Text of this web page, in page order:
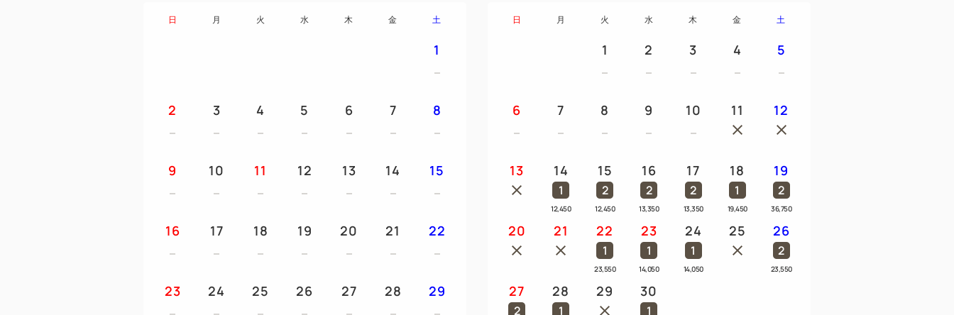
ンプーをお部屋にご用意致します！
ベビーバス/ベビーチェア/湯温計/おむつ用ごみ箱
パジャマ（120cm）/スリッパ/歯磨きセット/ベビーベッド（0歳児）
おねしょパット/哺乳瓶消毒器/ブルーレイプレーヤー
・ホテル最上階、海が一望できる展望大浴場は終夜営業！（18時～翌9
・混雑状況は客室テレビやスマートフォンで確認いただけます
・各フロアの2箇所にウォーターサーバーを設置しております。
日 月 火 水 木 金 土
1
2 3 4 5 6 7 8
9 10 11 12 13 14 15
16 17 18 19 20 21 22
23 24 25 26 27 28 29
日 月 火 水 木 金 土
1 2 3 4 5
6 7 8 9 10 11 12
13 14
1
12,450
15
2
12,450
16
2
13,350
17
2
13,350
18
1
19,450
19
2
36,750
20 21 22
1
23,550
23
1
14,050
24
1
14,050
25 26
2
23,550
27
2
28
1
29 30
1